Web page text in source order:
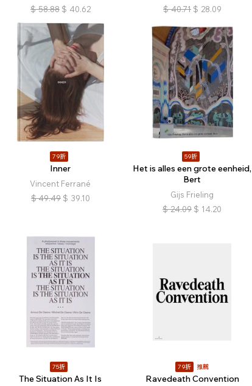
$ 58.88 $ 40.62
$ 40.71 $ 28.09
79折
Inner
Vincent Ferrané
$ 49.49 $ 39.10
59折
Het is alles een grote eenheid,
Bert
Gijs Frieling
$ 24.09 $ 14.20
75折
The Situation As It Is
79折 推薦
Ravedeath Convention